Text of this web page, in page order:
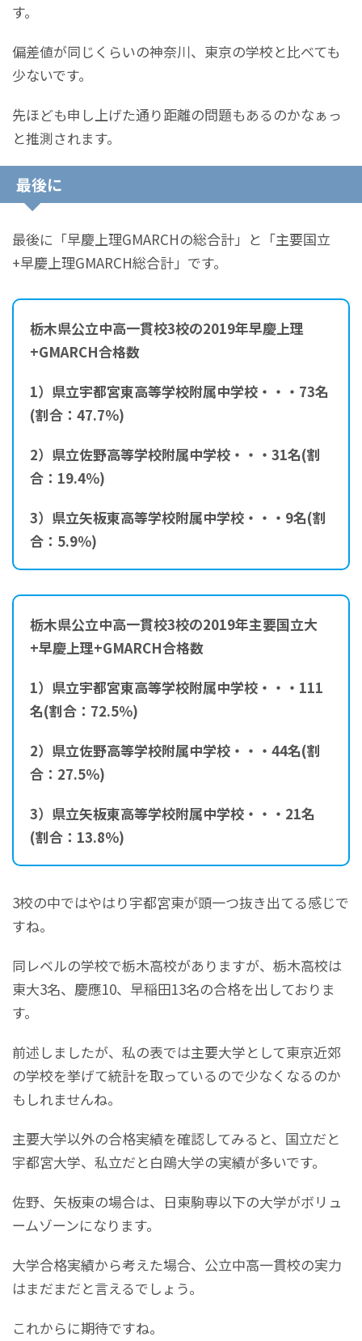
す。
偏差値が同じくらいの神奈川、東京の学校と比べても
少ないです。
先ほども申し上げた通り距離の問題もあるのかなぁっ
と推測されます。
最後に
最後に「早慶上理GMARCHの総合計」と「主要国立
+早慶上理GMARCH総合計」です。
栃木県公立中高一貫校3校の2019年早慶上理
+GMARCH合格数
1）県立宇都宮東高等学校附属中学校・・・73名
(割合：47.7％)
2）県立佐野高等学校附属中学校・・・31名(割
合：19.4％)
3）県立矢板東高等学校附属中学校・・・9名(割
合：5.9％)
栃木県公立中高一貫校3校の2019年主要国立大
+早慶上理+GMARCH合格数
1）県立宇都宮東高等学校附属中学校・・・111
名(割合：72.5％)
2）県立佐野高等学校附属中学校・・・44名(割
合：27.5％)
3）県立矢板東高等学校附属中学校・・・21名
(割合：13.8％)
3校の中ではやはり宇都宮東が頭一つ抜き出てる感じで
すね。
同レベルの学校で栃木高校がありますが、栃木高校は
東大3名、慶應10、早稲田13名の合格を出しておりま
す。
前述しましたが、私の表では主要大学として東京近郊
の学校を挙げて統計を取っているので少なくなるのか
もしれませんね。
主要大学以外の合格実績を確認してみると、国立だと
宇都宮大学、私立だと白鴎大学の実績が多いです。
佐野、矢板東の場合は、日東駒専以下の大学がボリュ
ームゾーンになります。
大学合格実績から考えた場合、公立中高一貫校の実力
はまだまだと言えるでしょう。
これからに期待ですね。